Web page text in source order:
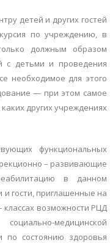
детей и других гостей
по учреждению, в
должным образом
с детьми и проведения
необходимое для этого
— при этом самое
других учреждениях
функциональных
– развивающие
в данном
и гости, приглашенные на
возможности РЦД
медицинской
по состоянию здоровья